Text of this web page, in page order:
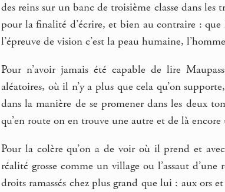
des reins sur un banc de troisième classe dans les
pour la finalité d’écrire, et bien au contraire :
l’épreuve de vision c’est la peau humaine,
Pour n’avoir jamais été capable de lire
aléatoires, où il n’y a plus que cela qu’on
dans la manière de se promener dans les deux
qu’en route on en trouve une autre et de là
Pour la colère qu’on a de voir où il prend et
réalité grosse comme un village ou l’assaut
droits ramassés chez plus grand que lui : aux ors